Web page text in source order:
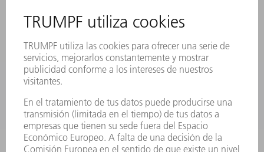
REGISTRO PARA EL BOLETÍN INFORMATIVO
MYTRUMPF
FICHAS TÉCNICAS DE SEGURIDAD
PRODUCTOS
MÁQUINAS Y SISTEMAS
LÁSER
HERRAMIENTAS PORTÁTILES
FÁBRICA INTELIGENTE
SOFTWARE
SERVICIOS
APLICACIONES